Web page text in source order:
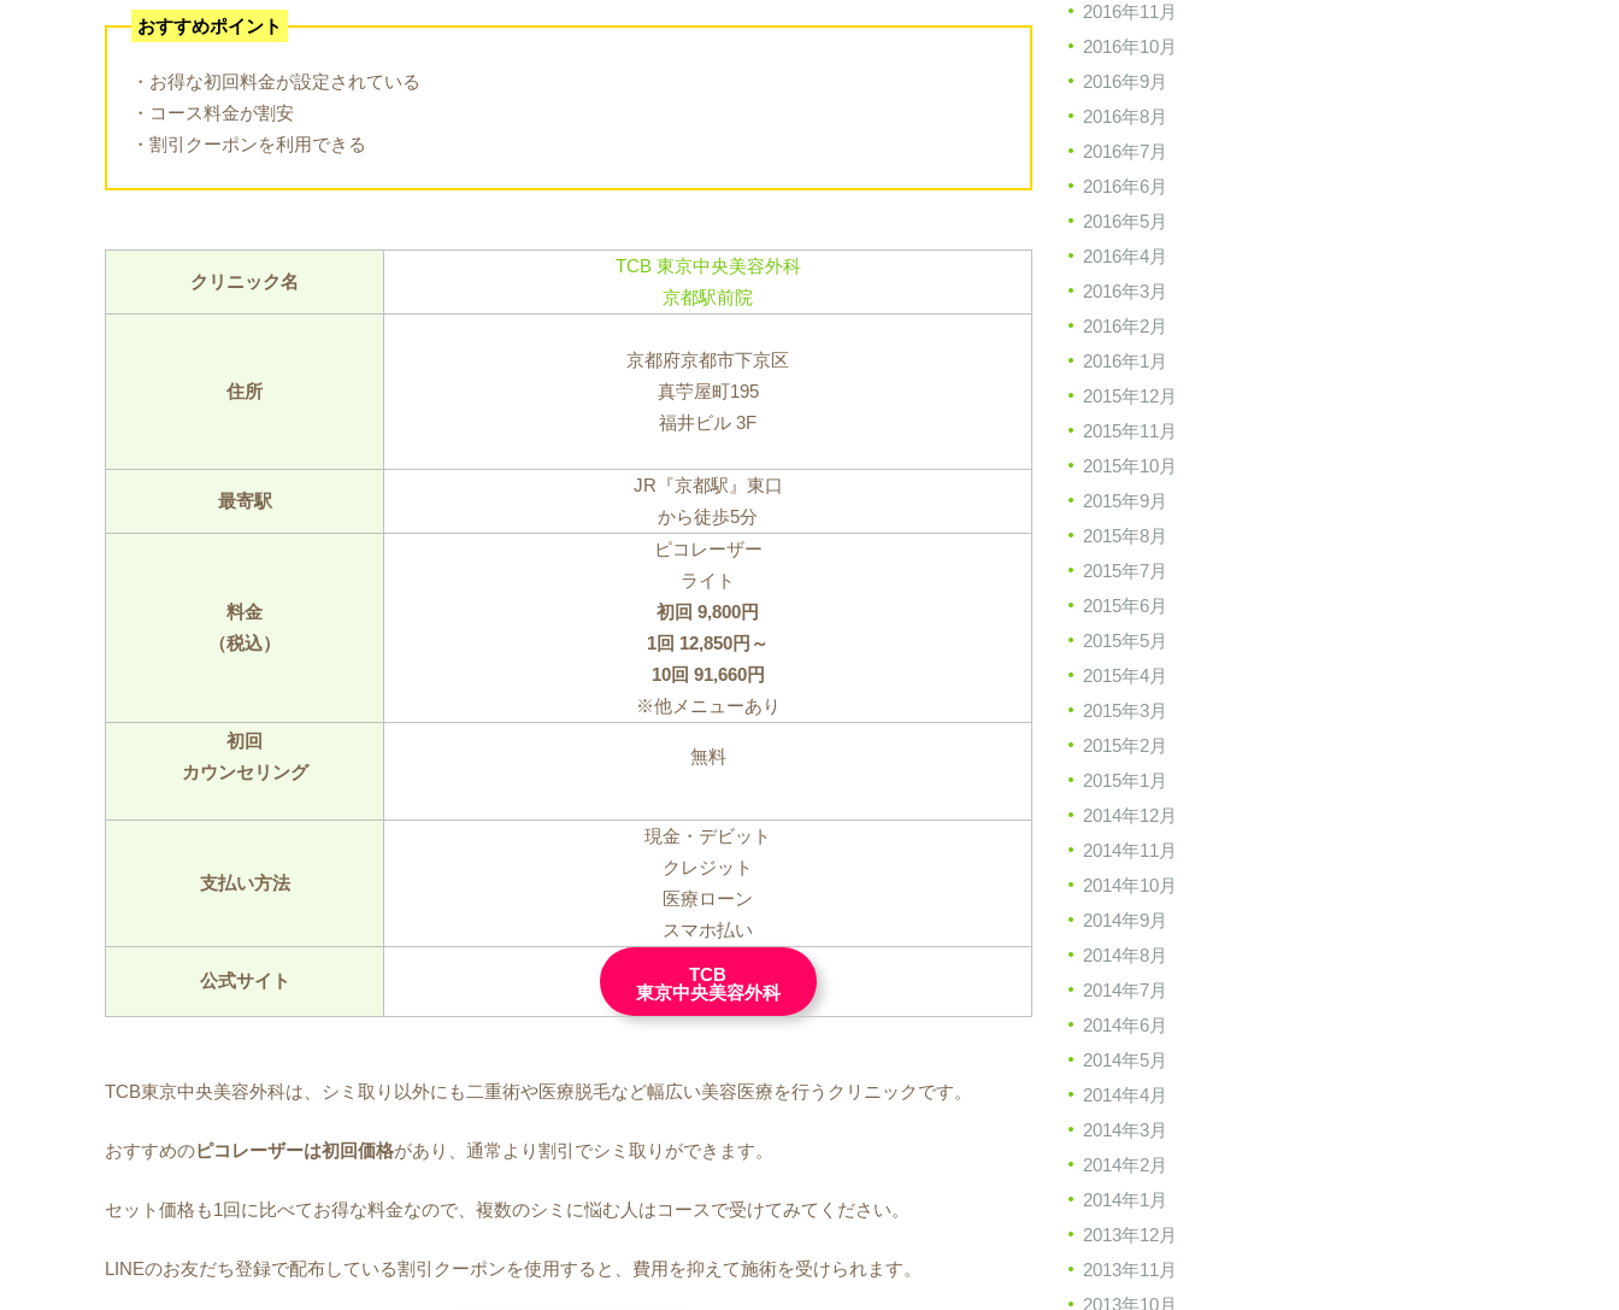
2016年11月
2016年10月
2016年9月
2016年8月
2016年7月
2016年6月
2016年5月
2016年4月
2016年3月
2016年2月
2016年1月
2015年12月
2015年11月
2015年10月
2015年9月
2015年8月
2015年7月
2015年6月
2015年5月
2015年4月
2015年3月
2015年2月
2015年1月
2014年12月
2014年11月
2014年10月
2014年9月
2014年8月
2014年7月
2014年6月
2014年5月
2014年4月
2014年3月
2014年2月
2014年1月
2013年12月
2013年11月
2013年10月
おすすめポイント
・お得な初回料金が設定されている
・コース料金が割安
・割引クーポンを利用できる
クリニック名
TCB 東京中央美容外科
京都駅前院
住所
京都府京都市下京区
真苧屋町195
福井ビル 3F
最寄駅
JR『京都駅』東口
から徒歩5分
料金
（税込）
ピコレーザー
ライト
初回 9,800円
1回 12,850円～
10回 91,660円
※他メニューあり
初回
カウンセリング
無料
支払い方法
現金・デビット
クレジット
医療ローン
スマホ払い
公式サイト
TCB
東京中央美容外科
TCB東京中央美容外科は、シミ取り以外にも二重術や医療脱毛など幅広い美容医療を行うクリニックです。
おすすめのピコレーザーは初回価格があり、通常より割引でシミ取りができます。
セット価格も1回に比べてお得な料金なので、複数のシミに悩む人はコースで受けてみてください。
LINEのお友だち登録で配布している割引クーポンを使用すると、費用を抑えて施術を受けられます。